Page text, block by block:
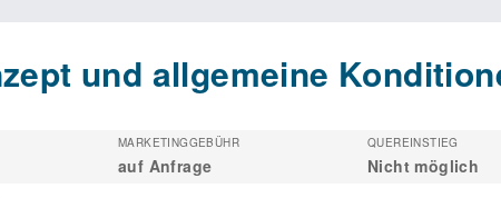
und allgemeine
MARKETINGGEBÜHR
auf Anfrage
QUEREINSTIEG
Nicht möglich